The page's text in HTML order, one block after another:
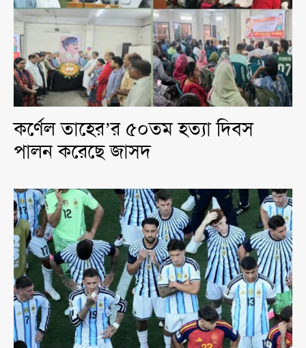
কর্ণেল তাহের’র ৫০তম হত্যা দিবস
পালন করেছে জাসদ